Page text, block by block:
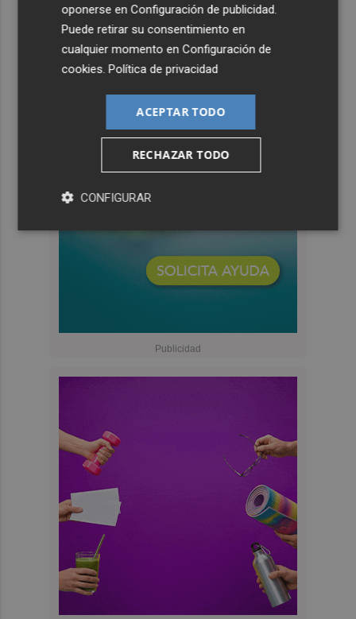
oponerse enConfiguración de publicidad.
Puede retirar su consentimiento en
cualquier momento enConfiguración de
cookies.Política de privacidad
ACEPTAR TODO
RECHAZAR TODO
CONFIGURAR